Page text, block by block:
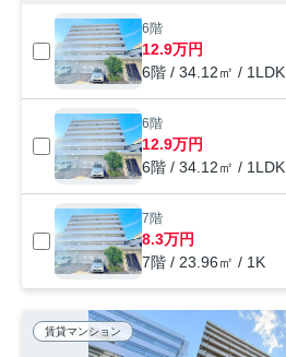
6階
12.9万円
6階 / 34.12㎡ / 1LDK
6階
12.9万円
6階 / 34.12㎡ / 1LDK
7階
8.3万円
7階 / 23.96㎡ / 1K
賃貸マンション